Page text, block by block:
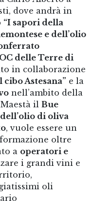
dove andrà in
“I sapori della
e dell’olio
delle Terre di
in collaborazione
cibo Astesana” e la
nell’ambito della
il Bue
dell’olio di oliva
, vuole essere un
oltre
a operatori e
i grandi vini e
oli